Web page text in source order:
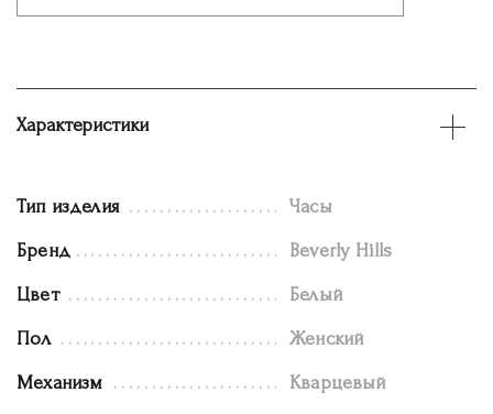
Характеристики
Тип изделия Часы
Бренд Beverly Hills
Цвет Белый
Пол Женский
Механизм Кварцевый